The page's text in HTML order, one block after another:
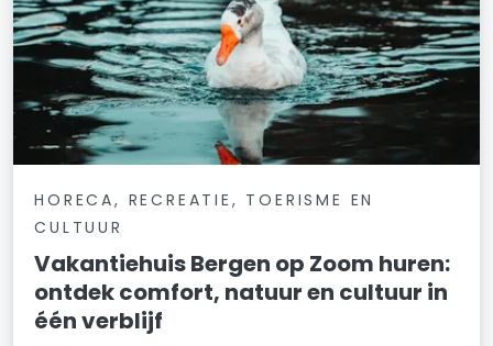
HORECA, RECREATIE, TOERISME EN
CULTUUR
Vakantiehuis Bergen op Zoom huren:
ontdek comfort, natuur en cultuur in
één verblijf